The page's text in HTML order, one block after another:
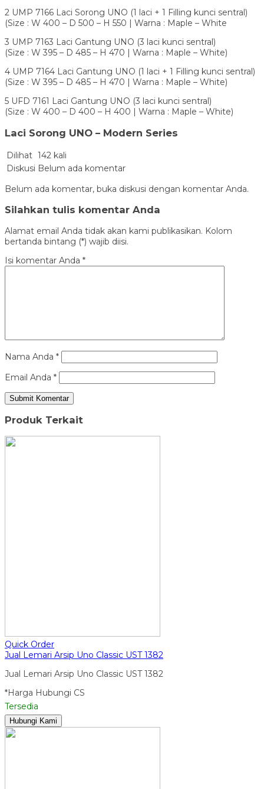
2 UMP 7166 Laci Sorong UNO (1 laci + 1 Filling kunci sentral)
(Size : W 400 – D 500 – H 550 | Warna : Maple – White
3 UMP 7163 Laci Gantung UNO (3 laci kunci sentral)
(Size : W 395 – D 485 – H 470 | Warna : Maple – White)
4 UMP 7164 Laci Gantung UNO (1 laci + 1 Filling kunci sentral)
(Size : W 395 – D 485 – H 470 | Warna : Maple – White)
5 UFD 7161 Laci Gantung UNO (3 laci kunci sentral)
(Size : W 400 – D 400 – H 400 | Warna : Maple – White)
Laci Sorong UNO – Modern Series
Dilihat 142 kali
Diskusi Belum ada komentar
Belum ada komentar, buka diskusi dengan komentar Anda.
Silahkan tulis komentar Anda
Alamat email Anda tidak akan kami publikasikan. Kolom
bertanda bintang (*) wajib diisi.
Isi komentar Anda *
Nama Anda *
Email Anda *
Produk Terkait
Quick Order
Jual Lemari Arsip Uno Classic UST 1382
Jual Lemari Arsip Uno Classic UST 1382
*Harga Hubungi CS
Tersedia
Hubungi Kami